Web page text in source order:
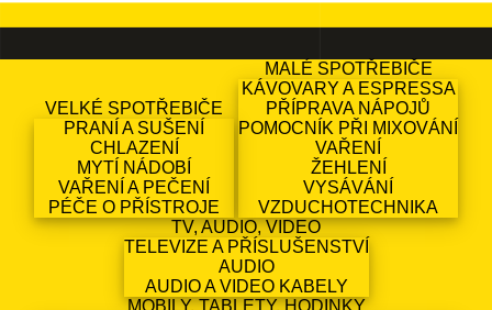
VELKÉ SPOTŘEBIČE
PRANÍ A SUŠENÍ
CHLAZENÍ
MYTÍ NÁDOBÍ
VAŘENÍ A PEČENÍ
PÉČE O PŘÍSTROJE
MALÉ SPOTŘEBIČE
KÁVOVARY A ESPRESSA
PŘÍPRAVA NÁPOJŮ
POMOCNÍK PŘI MIXOVÁNÍ
VAŘENÍ
ŽEHLENÍ
VYSÁVÁNÍ
VZDUCHOTECHNIKA
TV, AUDIO, VIDEO
TELEVIZE A PŘÍSLUŠENSTVÍ
AUDIO
AUDIO A VIDEO KABELY